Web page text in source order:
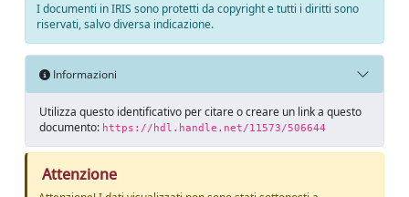
I documenti in IRIS sono protetti da copyright e tutti i diritti sono
riservati, salvo diversa indicazione.
Informazioni
Utilizza questo identificativo per citare o creare un link a questo
documento: https://hdl.handle.net/11573/506644
Attenzione